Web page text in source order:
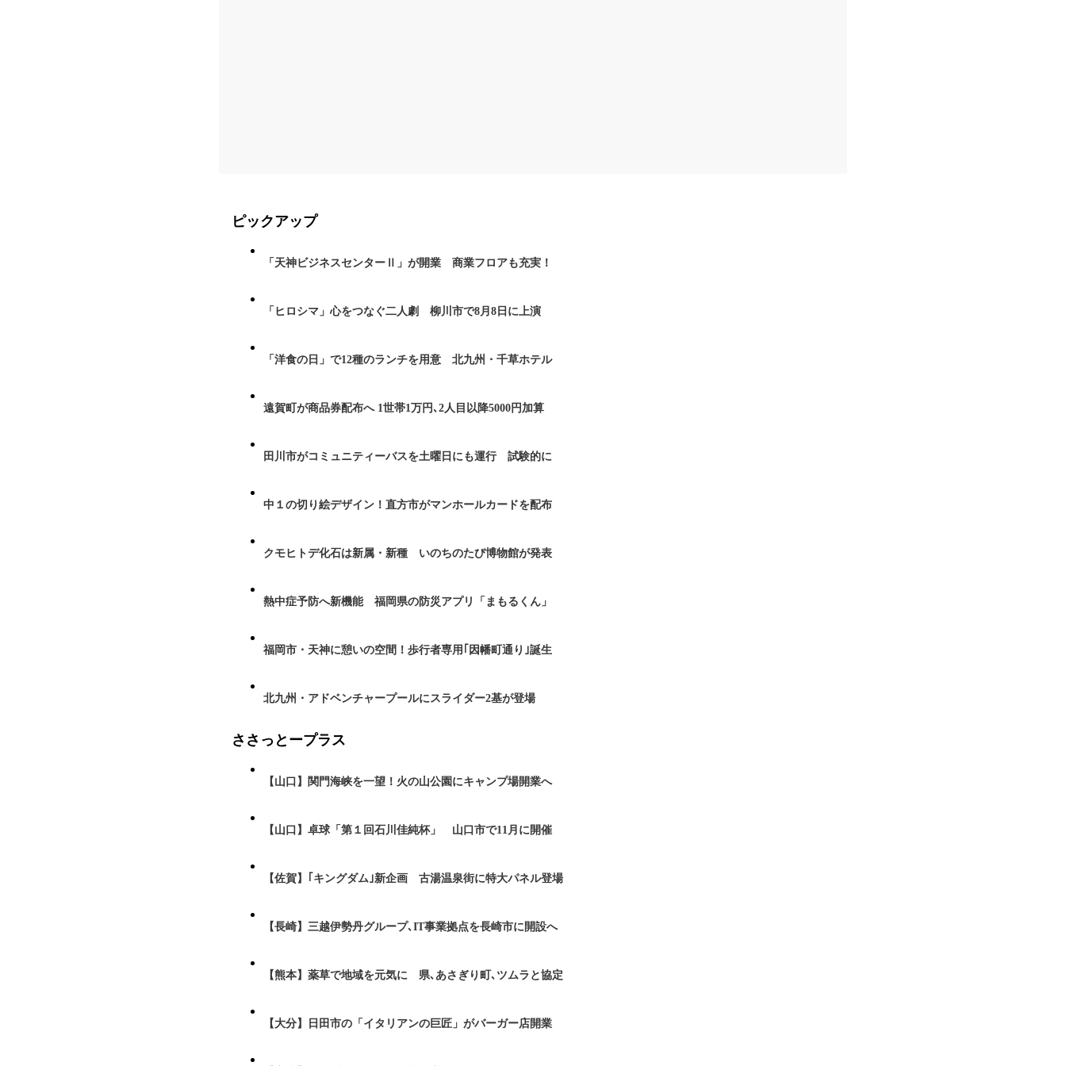
ピックアップ
「天神ビジネスセンターⅡ」が開業 商業フロアも充実！
「ヒロシマ」心をつなぐ二人劇 柳川市で8月8日に上演
「洋食の日」で12種のランチを用意 北九州・千草ホテル
遠賀町が商品券配布へ 1世帯1万円､2人目以降5000円加算
田川市がコミュニティーバスを土曜日にも運行 試験的に
中１の切り絵デザイン！直方市がマンホールカードを配布
クモヒトデ化石は新属・新種 いのちのたび博物館が発表
熱中症予防へ新機能 福岡県の防災アプリ「まもるくん」
福岡市・天神に憩いの空間！歩行者専用｢因幡町通り｣誕生
北九州・アドベンチャープールにスライダー2基が登場
ささっとープラス
【山口】関門海峡を一望！火の山公園にキャンプ場開業へ
【山口】卓球「第１回石川佳純杯」 山口市で11月に開催
【佐賀】｢キングダム｣新企画 古湯温泉街に特大パネル登場
【長崎】三越伊勢丹グループ､IT事業拠点を長崎市に開設へ
【熊本】薬草で地域を元気に 県､あさぎり町､ツムラと協定
【大分】日田市の「イタリアンの巨匠」がバーガー店開業